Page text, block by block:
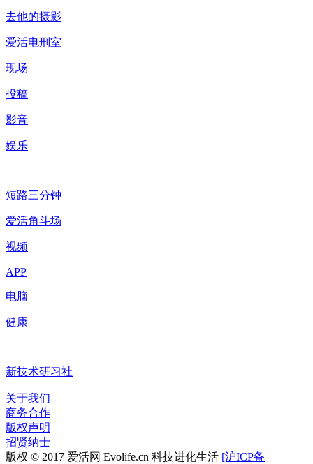
去他的摄影
爱活电刑室
现场
投稿
影音
娱乐
短路三分钟
爱活角斗场
视频
APP
电脑
健康
新技术研习社
关于我们
商务合作
版权声明
招贤纳士
版权 © 2017 爱活网 Evolife.cn 科技进化生活 [沪ICP备